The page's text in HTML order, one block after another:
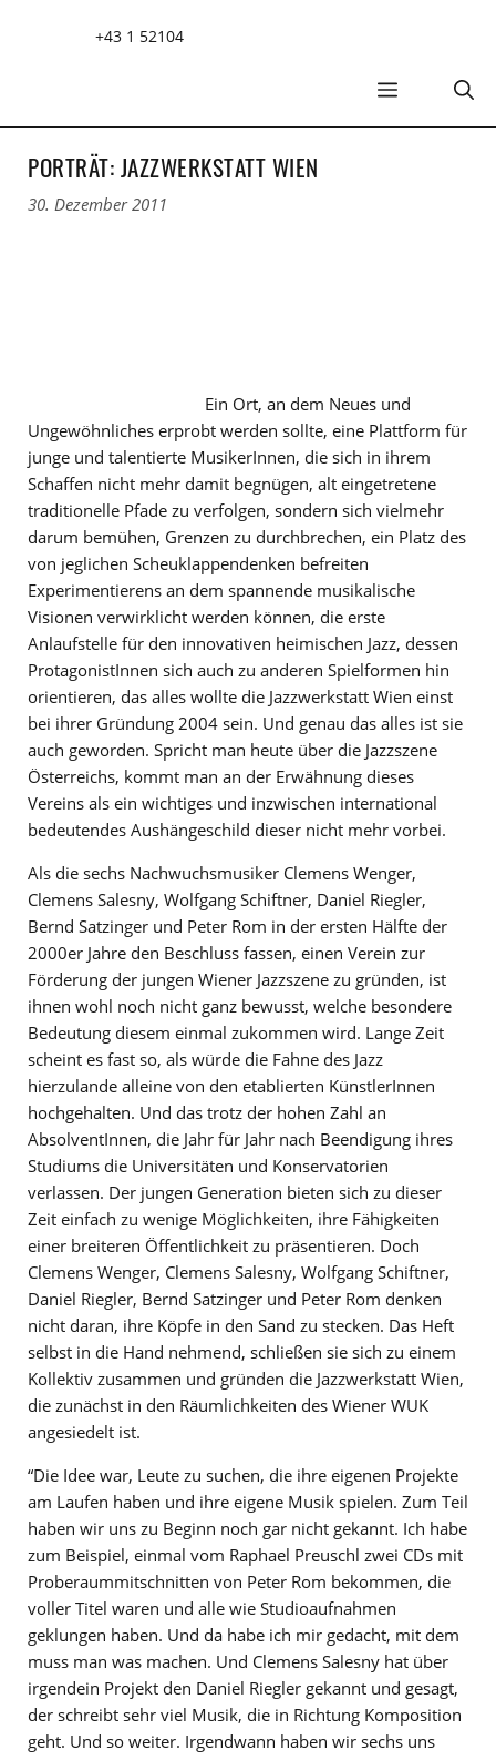
+43 1 52104
MENÜ
PORTRÄT: JAZZWERKSTATT WIEN
30. Dezember 2011
Ein Ort, an dem Neues und
Ungewöhnliches erprobt werden sollte, eine Plattform für
junge und talentierte MusikerInnen, die sich in ihrem
Schaffen nicht mehr damit begnügen, alt eingetretene
traditionelle Pfade zu verfolgen, sondern sich vielmehr
darum bemühen, Grenzen zu durchbrechen, ein Platz des
von jeglichen Scheuklappendenken befreiten
Experimentierens an dem spannende musikalische
Visionen verwirklicht werden können, die erste
Anlaufstelle für den innovativen heimischen Jazz, dessen
ProtagonistInnen sich auch zu anderen Spielformen hin
orientieren, das alles wollte die Jazzwerkstatt Wien einst
bei ihrer Gründung 2004 sein. Und genau das alles ist sie
auch geworden. Spricht man heute über die Jazzszene
Österreichs, kommt man an der Erwähnung dieses
Vereins als ein wichtiges und inzwischen international
bedeutendes Aushängeschild dieser nicht mehr vorbei.
Als die sechs Nachwuchsmusiker Clemens Wenger,
Clemens Salesny, Wolfgang Schiftner, Daniel Riegler,
Bernd Satzinger und Peter Rom in der ersten Hälfte der
2000er Jahre den Beschluss fassen, einen Verein zur
Förderung der jungen Wiener Jazzszene zu gründen, ist
ihnen wohl noch nicht ganz bewusst, welche besondere
Bedeutung diesem einmal zukommen wird. Lange Zeit
scheint es fast so, als würde die Fahne des Jazz
hierzulande alleine von den etablierten KünstlerInnen
hochgehalten. Und das trotz der hohen Zahl an
AbsolventInnen, die Jahr für Jahr nach Beendigung ihres
Studiums die Universitäten und Konservatorien
verlassen. Der jungen Generation bieten sich zu dieser
Zeit einfach zu wenige Möglichkeiten, ihre Fähigkeiten
einer breiteren Öffentlichkeit zu präsentieren. Doch
Clemens Wenger, Clemens Salesny, Wolfgang Schiftner,
Daniel Riegler, Bernd Satzinger und Peter Rom denken
nicht daran, ihre Köpfe in den Sand zu stecken. Das Heft
selbst in die Hand nehmend, schließen sie sich zu einem
Kollektiv zusammen und gründen die Jazzwerkstatt Wien,
die zunächst in den Räumlichkeiten des Wiener WUK
angesiedelt ist.
“Die Idee war, Leute zu suchen, die ihre eigenen Projekte
am Laufen haben und ihre eigene Musik spielen. Zum Teil
haben wir uns zu Beginn noch gar nicht gekannt. Ich habe
zum Beispiel, einmal vom Raphael Preuschl zwei CDs mit
Proberaummitschnitten von Peter Rom bekommen, die
voller Titel waren und alle wie Studioaufnahmen
geklungen haben. Und da habe ich mir gedacht, mit dem
muss man was machen. Und Clemens Salesny hat über
irgendein Projekt den Daniel Riegler gekannt und gesagt,
der schreibt sehr viel Musik, die in Richtung Komposition
geht. Und so weiter. Irgendwann haben wir sechs uns